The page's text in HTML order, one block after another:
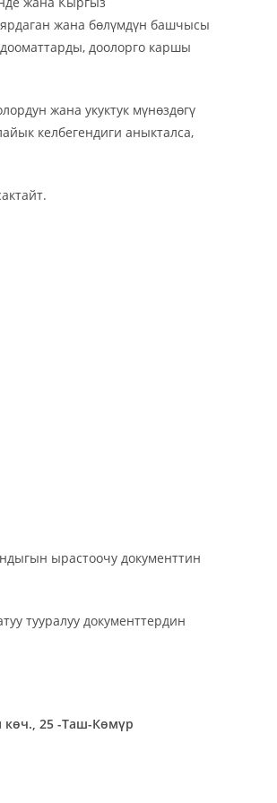
жана бөлүмдүн башчысы
доолорго каршы
жана укуктук мүнөздөгү
келбегендиги аныкталса,
ырастоочу документтин
тууралуу документтердин
көч., 25 -Таш-Көмүр